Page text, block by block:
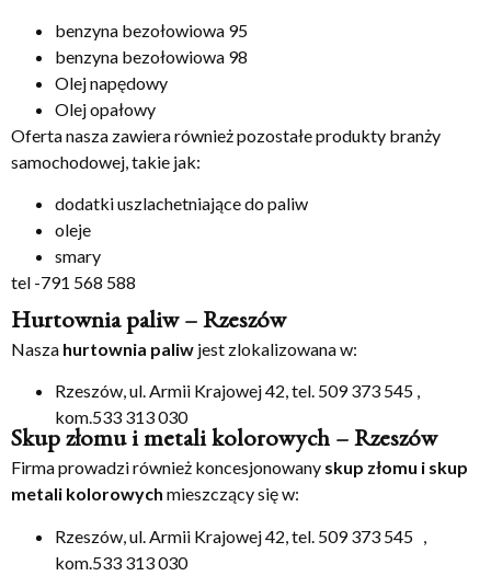
benzyna bezołowiowa 95
benzyna bezołowiowa 98
Olej napędowy
Olej opałowy
Oferta nasza zawiera również pozostałe produkty branży
samochodowej, takie jak:
dodatki uszlachetniające do paliw
oleje
smary
tel -791 568 588
Hurtownia paliw – Rzeszów
Nasza hurtownia paliw jest zlokalizowana w:
Rzeszów, ul. Armii Krajowej 42, tel. 509 373 545 ,
kom.533 313 030
Skup złomu i metali kolorowych – Rzeszów
Firma prowadzi również koncesjonowany skup złomu i skup
metali kolorowych mieszczący się w:
Rzeszów, ul. Armii Krajowej 42, tel. 509 373 545 ,
kom.533 313 030